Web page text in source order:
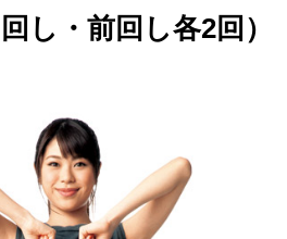
し・前回し各2回）